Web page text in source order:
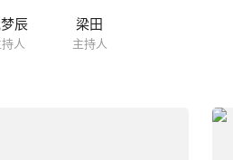
辰
人
梁田
主持人